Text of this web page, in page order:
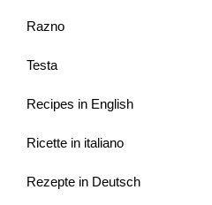
Razno
Testa
Recipes in English
Ricette in italiano
Rezepte in Deutsch